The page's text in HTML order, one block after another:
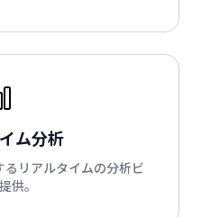
ム分析
リアルタイムの分析ビ
供。